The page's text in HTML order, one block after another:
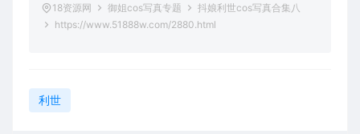
18资源网 御姐cos写真专题
抖娘利世cos写真合集八
https://www.51888w.com/2880.html
利世